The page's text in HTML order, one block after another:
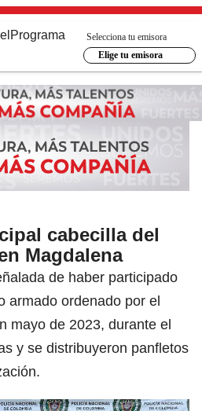
Programa
Selecciona tu emisora
Elige tu emisora
cabecilla del
Magdalena
de haber participado
armado ordenado por el
mayo de 2023, durante el
y se distribuyeron panfletos